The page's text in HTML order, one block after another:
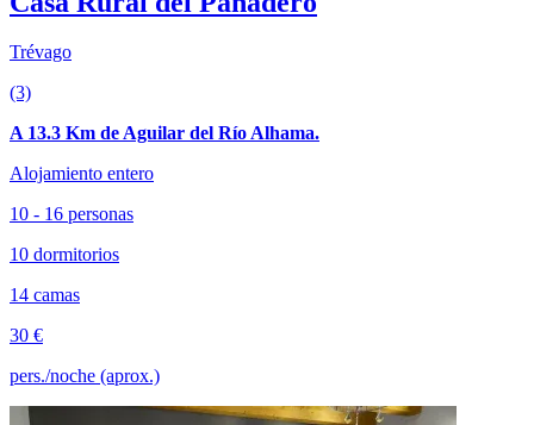
Trévago
(3)
A 13.3 Km de Aguilar del Río Alhama.
Alojamiento entero
10 - 16 personas
10 dormitorios
14 camas
30 €
pers./noche (aprox.)